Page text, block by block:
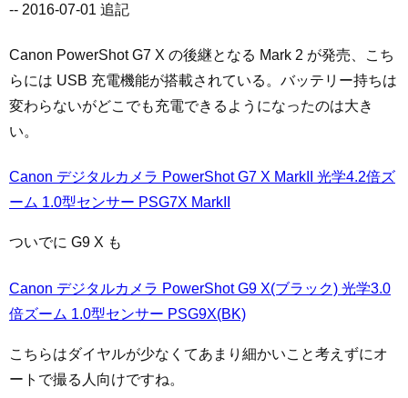
-- 2016-07-01 追記
Canon PowerShot G7 X の後継となる Mark 2 が発売、こち
らには USB 充電機能が搭載されている。バッテリー持ちは
変わらないがどこでも充電できるようになったのは大き
い。
Canon デジタルカメラ PowerShot G7 X MarkII 光学4.2倍ズ
ーム 1.0型センサー PSG7X MarkII
ついでに G9 X も
Canon デジタルカメラ PowerShot G9 X(ブラック) 光学3.0
倍ズーム 1.0型センサー PSG9X(BK)
こちらはダイヤルが少なくてあまり細かいこと考えずにオ
ートで撮る人向けですね。